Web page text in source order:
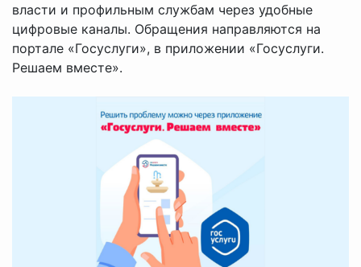
власти и профильным службам через удобные
цифровые каналы. Обращения направляются на
портале «Госуслуги», в приложении «Госуслуги.
Решаем вместе».